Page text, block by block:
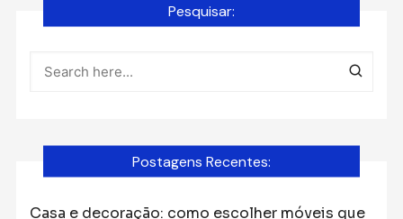
Pesquisar:
Postagens Recentes:
Casa e decoração: como escolher móveis que